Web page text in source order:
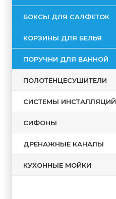
БОКСЫ ДЛЯ САЛФЕТОК
КОРЗИНЫ ДЛЯ БЕЛЬЯ
ПОРУЧНИ ДЛЯ ВАННОЙ
ПОЛОТЕНЦЕСУШИТЕЛИ
СИСТЕМЫ ИНСТАЛЛЯЦИЙ
СИФОНЫ
ДРЕНАЖНЫЕ КАНАЛЫ
КУХОННЫЕ МОЙКИ